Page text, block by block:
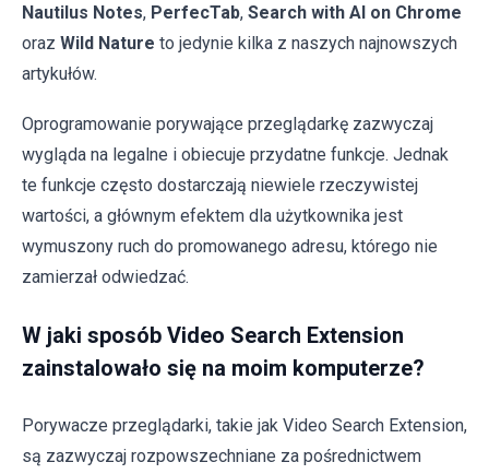
Nautilus Notes, PerfecTab, Search with AI on Chrome
oraz Wild Nature to jedynie kilka z naszych najnowszych
artykułów.
Oprogramowanie porywające przeglądarkę zazwyczaj
wygląda na legalne i obiecuje przydatne funkcje. Jednak
te funkcje często dostarczają niewiele rzeczywistej
wartości, a głównym efektem dla użytkownika jest
wymuszony ruch do promowanego adresu, którego nie
zamierzał odwiedzać.
W jaki sposób Video Search Extension
zainstalowało się na moim komputerze?
Porywacze przeglądarki, takie jak Video Search Extension,
są zazwyczaj rozpowszechniane za pośrednictwem